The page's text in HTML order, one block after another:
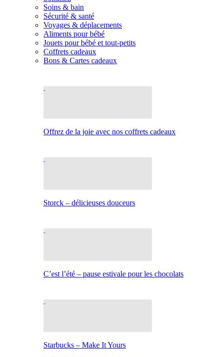
Soins & bain
Sécurité & santé
Voyages & déplacements
Aliments pour bébé
Jouets pour bébé et tout-petits
Coffrets cadeaux
Bons & Cartes cadeaux
Offrez de la joie avec nos coffrets cadeaux
Storck – délicieuses douceurs
C’est l’été – pause estivale pour les chocolats
Starbucks – Make It Yours